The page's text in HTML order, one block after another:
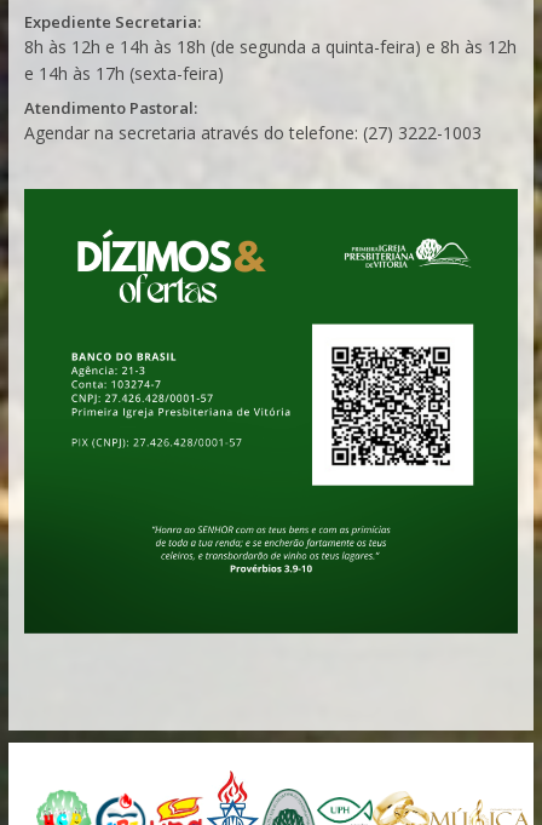
Expediente Secretaria:
8h às 12h e 14h às 18h (de segunda a quinta-feira) e 8h às 12h
e 14h às 17h (sexta-feira)
Atendimento Pastoral:
Agendar na secretaria através do telefone: (27) 3222-1003